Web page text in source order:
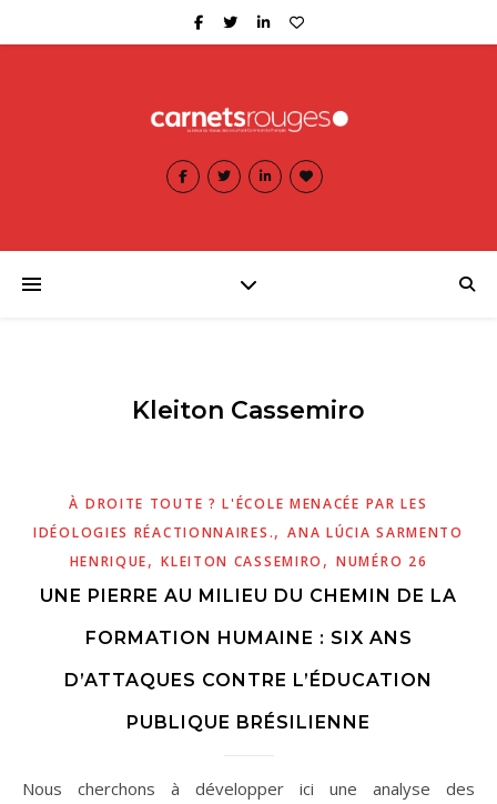
Kleiton Cassemiro
À DROITE TOUTE ? L'ÉCOLE MENACÉE PAR LES
IDÉOLOGIES RÉACTIONNAIRES.,ANA LÚCIA SARMENTO
HENRIQUE,KLEITON CASSEMIRO ,NUMÉRO 26
UNE PIERRE AU MILIEU DU CHEMIN DE LA
FORMATION HUMAINE : SIX ANS
D’ATTAQUES CONTRE L’ÉDUCATION
PUBLIQUE BRÉSILIENNE
Nous cherchons à développer ici une analyse des